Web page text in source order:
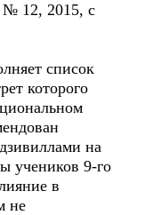
№ 12, 2015, с
список
которого
на
учеников 9-го
в
не